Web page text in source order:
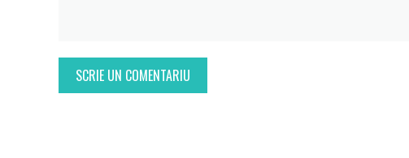
SCRIE UN COMENTARIU